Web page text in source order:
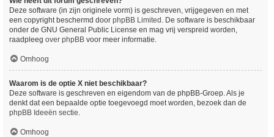
Deze software (in zijn originele vorm) is geschreven, vrijgegeven en met
een copyright beschermd door phpBB Limited . De software is beschikbaar
onder de GNU General Public License en mag vrij verspreid worden,
raadpleeg over phpBB voor meer informatie.
Omhoog
Waarom is de optie X niet beschikbaar?
Deze software is geschreven en eigendom van de phpBB-Groep. Als je
denkt dat een bepaalde optie toegevoegd moet worden, bezoek dan de
phpBB Ideeën sectie.
Omhoog